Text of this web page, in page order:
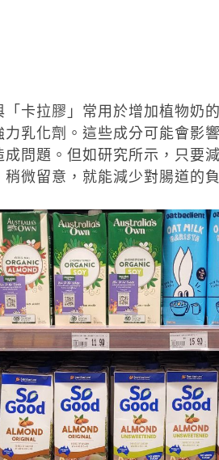
卡拉膠」常用於增加植物奶
乳化劑。這些成分可能會影
問題。但如研究所示，只要
微留意，就能減少對腸道的負